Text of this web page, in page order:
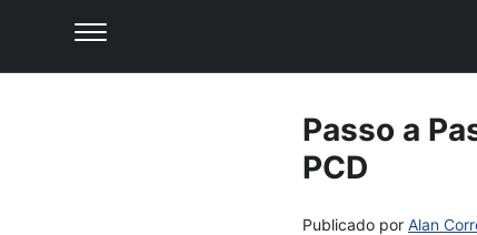
Passo a
PCD
Publicado por Alan